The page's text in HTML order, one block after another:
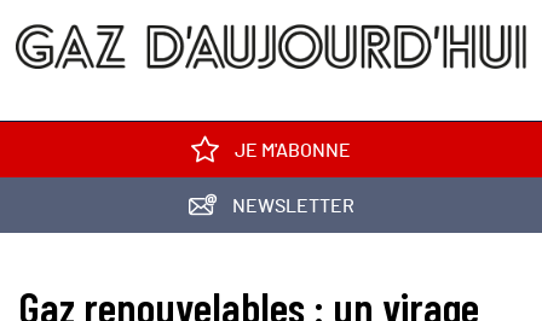
JE M'ABONNE
NEWSLETTER
Gaz renouvelables : un virage